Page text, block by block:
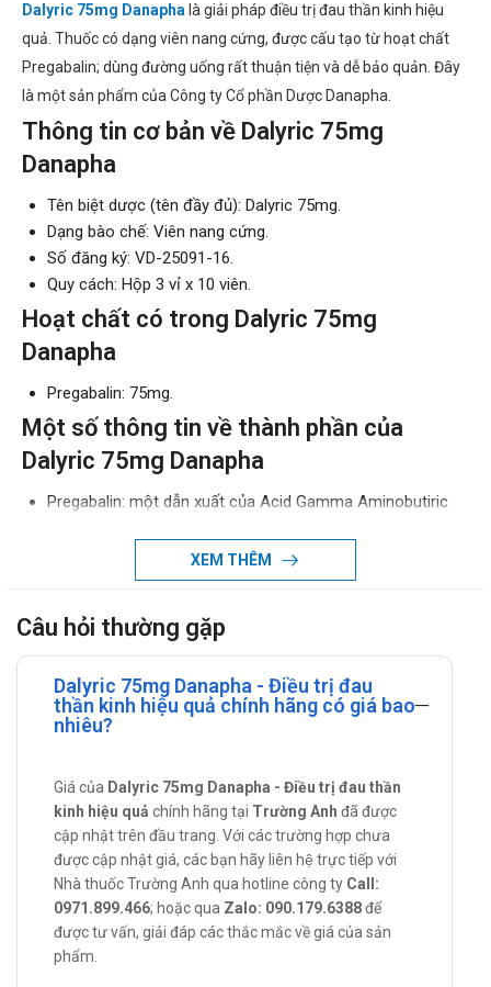
Dalyric 75mg Danapha là giải pháp điều trị đau thần kinh hiệu
quả. Thuốc có dạng viên nang cứng, được cấu tạo từ hoạt chất
Pregabalin; dùng đường uống rất thuận tiện và dễ bảo quản. Đây
là một sản phẩm của Công ty Cổ phần Dược Danapha.
Thông tin cơ bản về Dalyric 75mg
Danapha
Tên biệt dược (tên đầy đủ): Dalyric 75mg.
Dạng bào chế: Viên nang cứng.
Số đăng ký: VD-25091-16.
Quy cách: Hộp 3 vỉ x 10 viên.
Hoạt chất có trong Dalyric 75mg
Danapha
Pregabalin: 75mg.
Một số thông tin về thành phần của
Dalyric 75mg Danapha
Pregabalin: một dẫn xuất của Acid Gamma Aminobutiric
cứu trên chuột, Pregabalin ái lực cao đối với tiểu đơn vị
alpha 2 - delta ở kênh calci có phụ thuộc điện thế ở các
Do đó, Pregabalin có thể điều chỉnh chức năng của kênh
calci, giảm phóng thích chất dẫn truyền thần kinh phụ
thuộc kênh calci. Ngoài ra, hợp chất còn giúp giảm đau,
chống co giật.
Danapha
Dalyric được chỉ định dùng trong điều trị:
Đau thần kinh liên quan đến bệnh thần kinh ngoại biên ở
người bệnh bị tiểu đường.
Bệnh nhân bị đau thần kinh sau herpes.
Điều trị bổ trợ động kinh cục bộ ở người lớn.
Điều trị hội chứng đau cơ xơ hóa.
XEM THÊM
Câu hỏi thường gặp
Dalyric 75mg Danapha - Điều trị đau
thần kinh hiệu quả chính hãng có giá bao
nhiêu?
Giá của Dalyric 75mg Danapha - Điều trị đau thần
kinh hiệu quả chính hãng tại Trường Anh đã được
cập nhật trên đầu trang. Với các trường hợp chưa
được cập nhật giá, các bạn hãy liên hệ trực tiếp với
Nhà thuốc Trường Anh qua hotline công ty Call:
0971.899.466; hoặc qua Zalo: 090.179.6388để
được tư vấn, giải đáp các thắc mắc về giá của sản
phẩm.